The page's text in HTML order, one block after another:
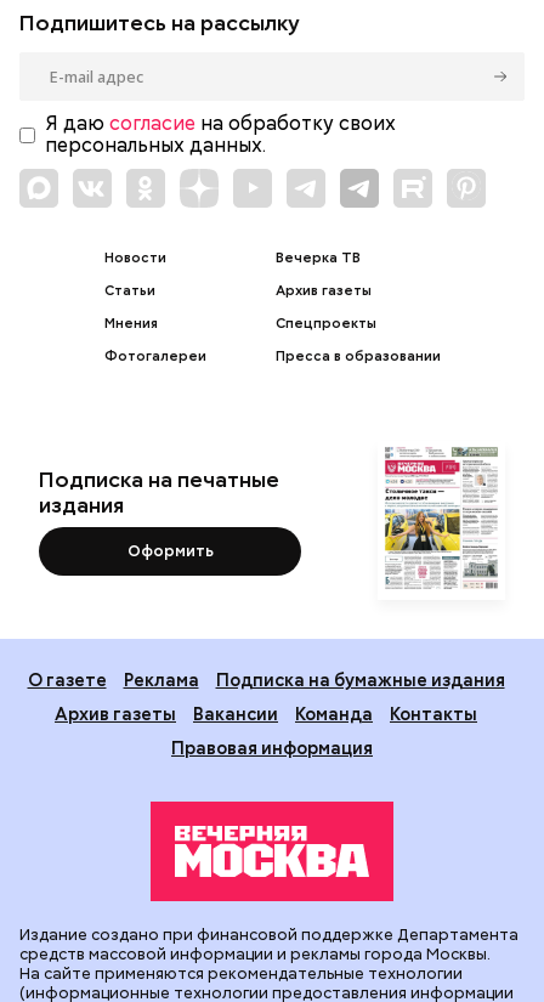
Подпишитесь на рассылку
Я даю согласие на обработку своих
персональных данных.
Новости
Статьи
Мнения
Фотогалереи
Вечерка ТВ
Архив газеты
Спецпроекты
Пресса в образовании
Подписка на печатные
издания
Оформить
О газете Реклама
Подписка на бумажные издания
Архив газеты
Вакансии Команда
Контакты
Правовая информация
Издание создано при финансовой поддержке Департамента
средств массовой информации и рекламы города Москвы.
На сайте применяются рекомендательные технологии
(информационные технологии предоставления информации